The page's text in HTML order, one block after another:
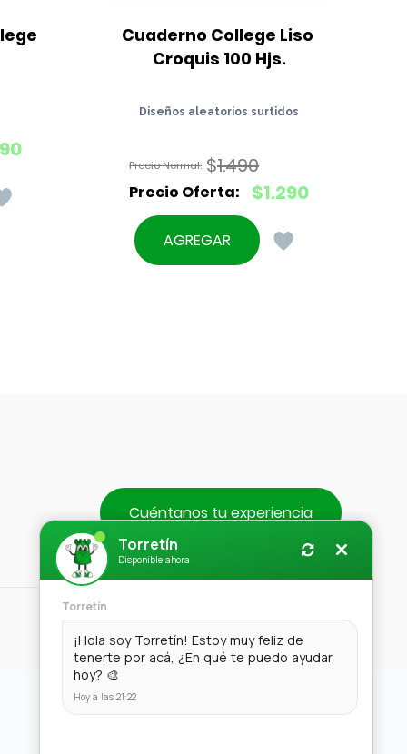
Cuaderno College Liso
Croquis 100 Hjs.
Diseños aleatorios surtidos
$1.490
El
precio
original
$1.290
El
precio
actual
AGREGAR
Cuéntanos tu experiencia